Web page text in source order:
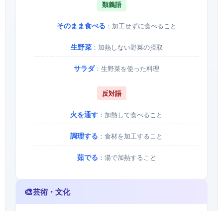
類義語
そのまま食べる ：加工せずに食べること
生野菜：加熱しない野菜の摂取
サラダ：生野菜を使った料理
反対語
火を通す ：加熱して食べること
調理する ：食材を加工すること
茹でる ：湯で加熱すること
🎨芸術・文化